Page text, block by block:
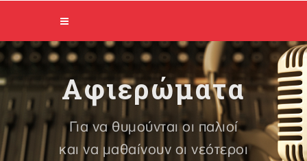
Αφιερώματα
Για να θυμούνται οι παλιοί
και να μαθαίνουν οι νεότεροι